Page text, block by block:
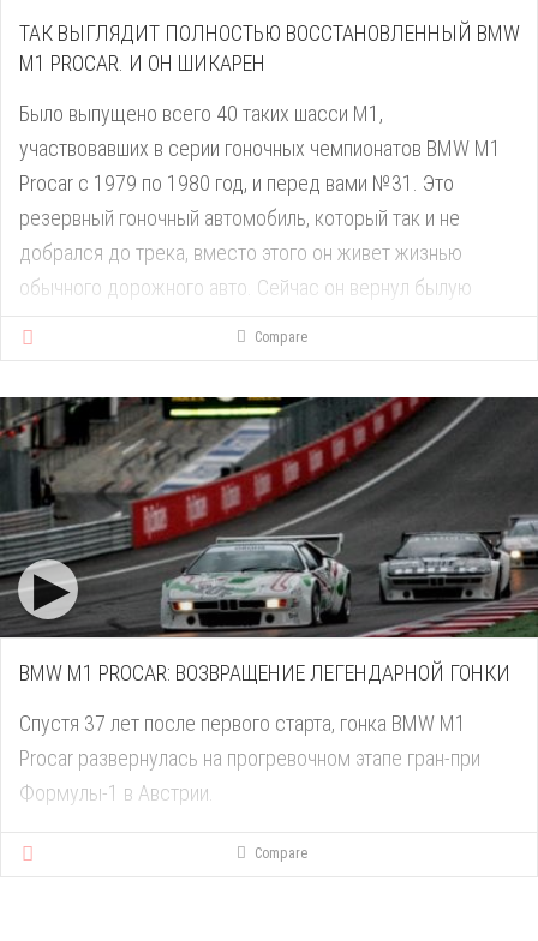
ТАК ВЫГЛЯДИТ ПОЛНОСТЬЮ ВОССТАНОВЛЕННЫЙ BMW
М1 PROCAR. И ОН ШИКАРЕН
Было выпущено всего 40 таких шасси M1,
участвовавших в серии гоночных чемпионатов BMW M1
Procar с 1979 по 1980 год, и перед вами №31. Это
резервный гоночный автомобиль, который так и не
добрался до трека, вместо этого он живет жизнью
обычного дорожного авто. Сейчас он вернул былую
славу Procar, законно рассекая по автострадам.
Compare
BMW M1 PROCAR: ВОЗВРАЩЕНИЕ ЛЕГЕНДАРНОЙ ГОНКИ
Спустя 37 лет после первого старта, гонка BMW M1
Procar развернулась на прогревочном этапе гран-при
Формулы-1 в Австрии.
Compare